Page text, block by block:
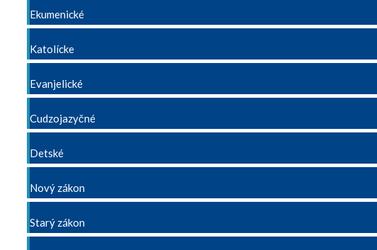
Ekumenické
Katolícke
Evanjelické
Cudzojazyčné
Detské
Nový zákon
Starý zákon